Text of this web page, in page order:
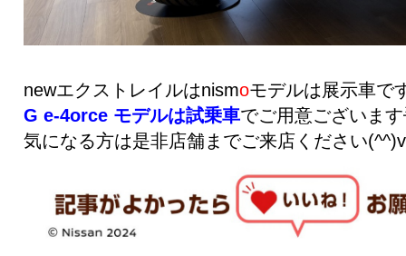
newエクストレイルはnismoモデルは展示車で
G e-4orce モデルは試乗車でご用意ございま
気になる方は是非店舗までご来店ください(^^)v